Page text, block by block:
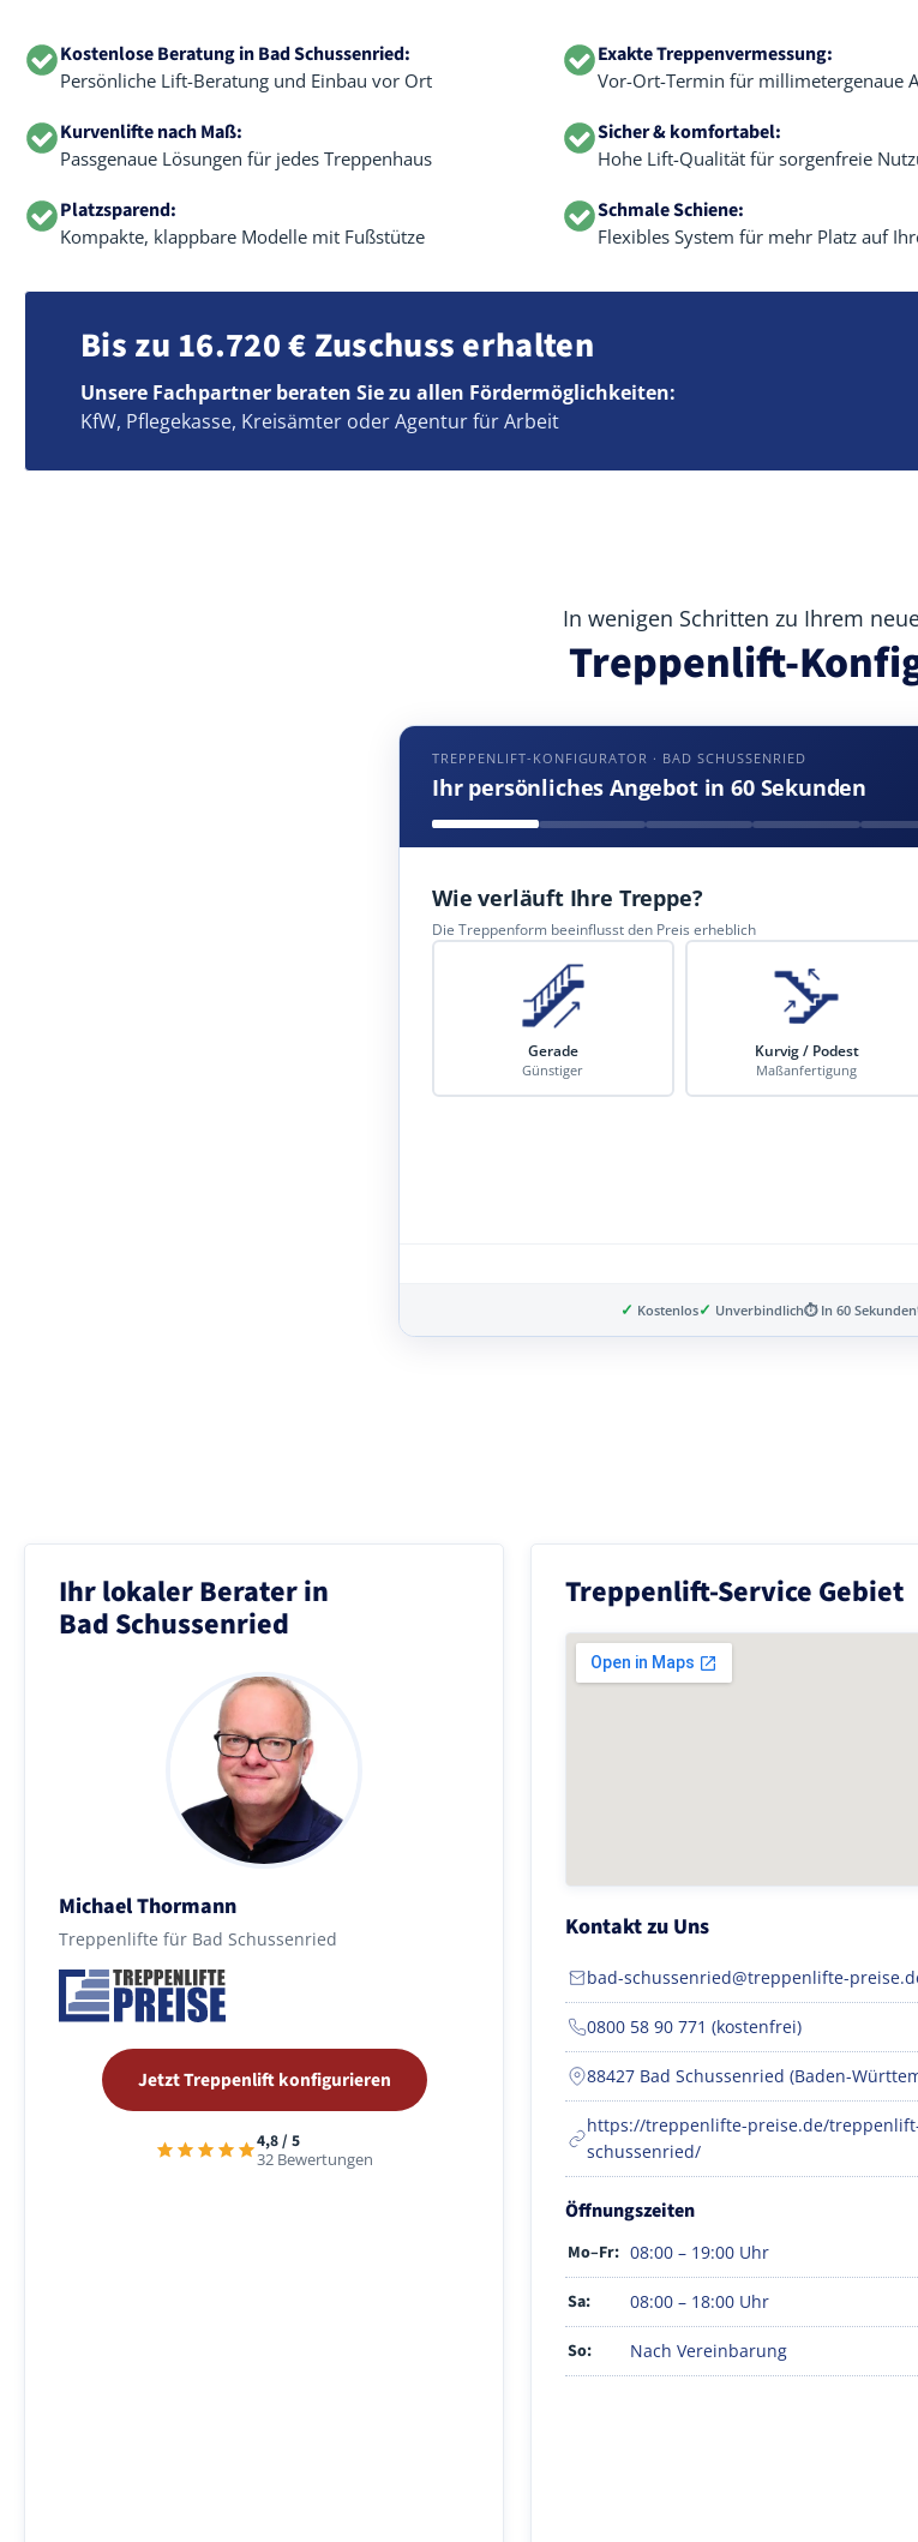
Kostenlose Beratung in Bad Schussenried:
Persönliche Lift-Beratung und Einbau vor Ort
Exakte Treppenvermessung:
Vor-Ort-Termin für millimetergenaue
Kurvenlifte nach Maß:
Passgenaue Lösungen für jedes Treppenhaus
Sicher & komfortabel:
Hohe Lift-Qualität für sorgenfreie
Platzsparend:
Kompakte, klappbare Modelle mit Fußstütze
Schmale Schiene:
Flexibles System für mehr Platz auf
Bis zu 16.720 € Zuschuss erhalten
Unsere Fachpartner beraten Sie zu allen Fördermöglichkeiten:
KfW, Pflegekasse, Kreisämter oder Agentur für Arbeit
In wenigen Schritten zu Ihrem
Treppenlift-
TREPPENLIFT-KONFIGURATOR · BAD SCHUSSENRIED
Ihr persönliches Angebot in 60 Sekunden
Wie verläuft Ihre Treppe?
Die Treppenform beeinflusst den Preis erheblich
Gerade
Günstiger
Kurvig / Podest
Maßanfertigung
✓ Kostenlos✓ Unverbindlich⏱ In 60 Sekunden
Ihr lokaler Berater in
Bad Schussenried
Michael Thormann
Treppenlifte für Bad Schussenried
Jetzt Treppenlift konfigurieren
4,8 / 5
32 Bewertungen
Treppenlift-Service Gebiet
Kontakt zu Uns
bad-schussenried@treppenlifte-
0800 58 90 771 (kostenfrei)
88427 Bad Schussenried (Baden-
https://treppenlifte-preise.de/
schussenried/
Öffnungszeiten
Mo–Fr: 08:00 – 19:00 Uhr
Sa: 08:00 – 18:00 Uhr
So: Nach Vereinbarung